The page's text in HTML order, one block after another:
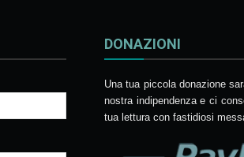
DONAZIONI
Una tua piccola donazione
nostra indipendenza e ci
tua lettura con fastidiosi